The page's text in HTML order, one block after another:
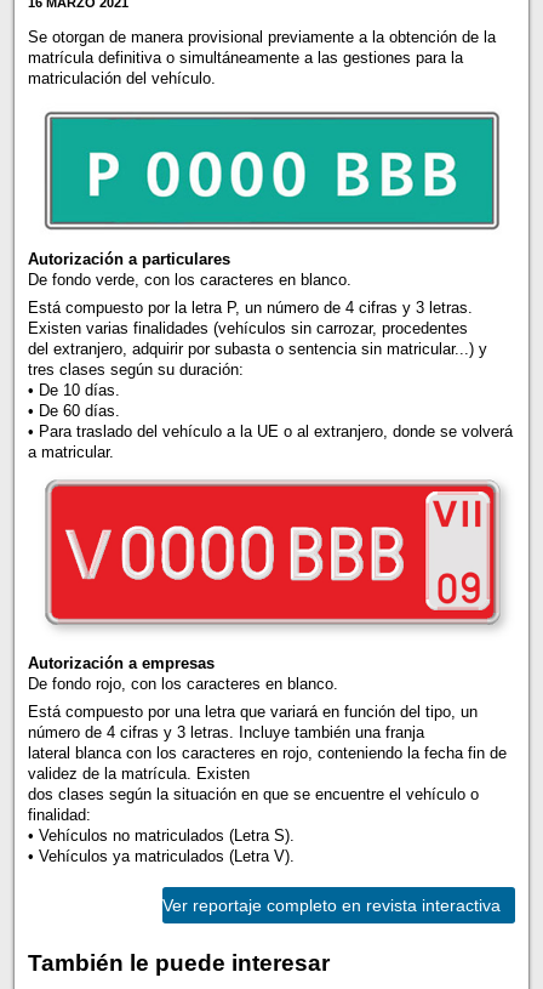
Se otorgan de manera provisional previamente a la obtención de la
matrícula definitiva o simultáneamente a las gestiones para la
matriculación del vehículo.
Autorización a particulares
De fondo verde, con los caracteres en blanco.
Está compuesto por la letra P, un número de 4 cifras y 3 letras.
Existen varias finalidades (vehículos sin carrozar, procedentes
del extranjero, adquirir por subasta o sentencia sin matricular...) y
tres clases según su duración:
• De 10 días.
• De 60 días.
• Para traslado del vehículo a la UE o al extranjero, donde se volverá
a matricular.
Autorización a empresas
De fondo rojo, con los caracteres en blanco.
Está compuesto por una letra que variará en función del tipo, un
número de 4 cifras y 3 letras. Incluye también una franja
lateral blanca con los caracteres en rojo, conteniendo la fecha fin de
validez de la matrícula. Existen
dos clases según la situación en que se encuentre el vehículo o
finalidad:
• Vehículos no matriculados (Letra S).
• Vehículos ya matriculados (Letra V).
Ver reportaje completo en revista interactiva
También le puede interesar